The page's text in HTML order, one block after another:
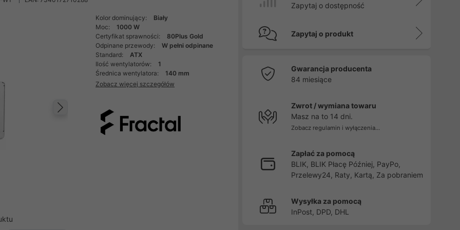
Następny
Kolor dominujący:
Biały
Moc:
1000 W
Certyfikat sprawności:
80Plus Gold
Odpinane przewody:
W pełni odpinane
Standard:
ATX
Ilość wentylatorów:
1
Średnica wentylatora:
140 mm
Zobacz więcej szczegółów
Zapytaj o dostępność
Zapytaj o produkt
Gwarancja producenta
84 miesiące
Zwrot / wymiana towaru
Masz na to 14 dni.
Zobacz regulamin i wyłączenia...
Zapłać za pomocą
BLIK, BLIK Płacę Później, PayPo,
Przelewy24, Raty, Kartą, Za pobraniem
Wysyłka za pomocą
InPost, DPD, DHL